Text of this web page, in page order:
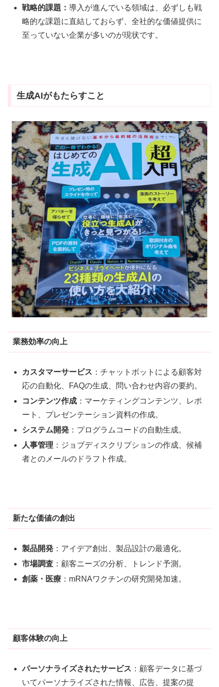
戦略的課題：導入が進んでいる領域は、必ずしも戦
略的な課題に直結しておらず、全社的な価値提供に
至っていない企業が多いのが現状です。
生成AIがもたらすこと
業務効率の向上
カスタマーサービス ：チャットボットによる顧客対
応の自動化、FAQの生成、問い合わせ内容の要約。
コンテンツ作成 ：マーケティングコンテンツ、レポ
ート、プレゼンテーション資料の作成。
システム開発 ：プログラムコードの自動生成。
人事管理 ：ジョブディスクリプションの作成、候補
者とのメールのドラフト作成。
新たな価値の創出
製品開発 ：アイデア創出、製品設計の最適化。
市場調査 ：顧客ニーズの分析、トレンド予測 。
創薬・医療 ：mRNAワクチンの研究開発加速。
顧客体験の向上
パーソナライズされたサービス ：顧客データに基づ
いてパーソナライズされた情報、広告、提案の提